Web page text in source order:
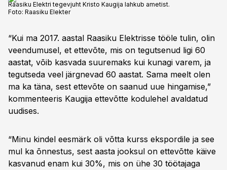
Raasiku Elektri tegevjuht Kristo Kaugija lahkub ametist.
Foto: Raasiku Elekter
“Kui ma 2017. aastal Raasiku Elektrisse tööle tulin, olin
veendumusel, et ettevõte, mis on tegutsenud ligi 60
aastat, võib kasvada suuremaks kui kunagi varem, ja
tegutseda veel järgnevad 60 aastat. Sama meelt olen
ma ka täna, sest ettevõte on saanud uue hingamise,”
kommenteeris Kaugija ettevõtte kodulehel avaldatud
uudises.
“Minu kindel eesmärk oli võtta kurss ekspordile ja see
mul ka õnnestus, sest aasta jooksul on ettevõtte käive
kasvanud enam kui 30%, mis on ühe 30 töötajaga